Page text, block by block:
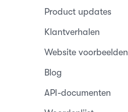
Product updates
Klantverhalen
Website voorbeelden
Blog
API-documenten